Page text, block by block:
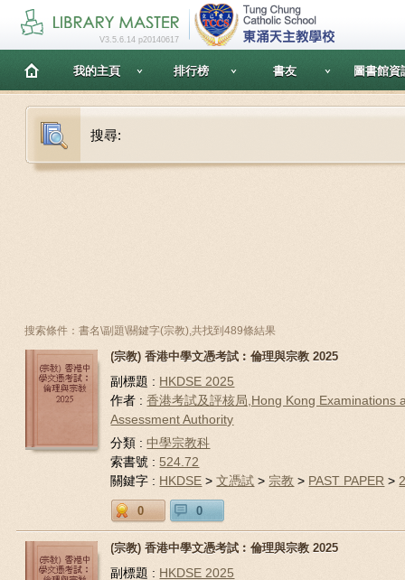
V3.5.6.14 p20140617
我的主頁 排行榜 書友 圖書館資
搜尋:
搜索條件：書名\副題\關鍵字(宗教),共找到489條結果
(宗教) 香港中學文憑考試︰倫理與宗教 2025
副標題 : HKDSE 2025
作者 :香港考試及評核局,Hong Kong Examinations
Assessment Authority
分類 :中學宗教科
索書號 : 524.72
關鍵字 : HKDSE >文憑試 > 宗教 > PAST PAPER >
0 0
(宗教) 香港中學文憑考試︰倫理與宗教 2025
副標題 : HKDSE 2025